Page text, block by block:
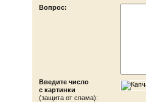
Вопрос:
Введите число
с картинки
(защита от спама):